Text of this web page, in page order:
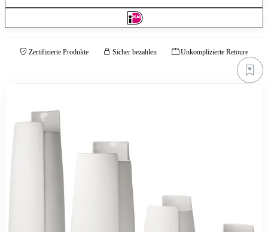
Zertifizierte Produkte Sicher bezahlen Unkomplizierte Retoure